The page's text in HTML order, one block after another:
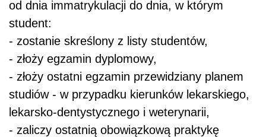
od dnia immatrykulacji do dnia, w którym
student:
- zostanie skreślony z listy studentów,
- złoży egzamin dyplomowy,
- złoży ostatni egzamin przewidziany planem
studiów - w przypadku kierunków lekarskiego,
lekarsko-dentystycznego i weterynarii,
- zaliczy ostatnią obowiązkową praktykę